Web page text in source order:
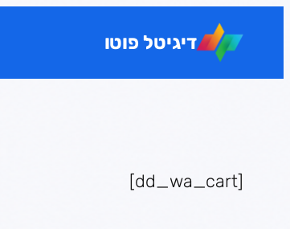
דיגיטל פוטו
[dd_wa_cart]